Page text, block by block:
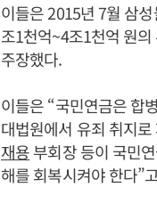
이들은 2015년 7월 삼
조1천억~4조1천억 원
주장했다.
이들은 “국민연금은 합
대법원에서 유죄 취지
재용부회장 등이 국민
해를 회복시켜야 한다”